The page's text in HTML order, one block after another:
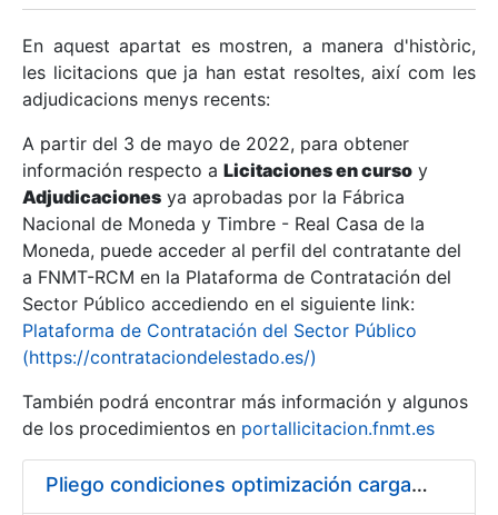
Mostra/Amaga
Mostra/Amaga
Mostra/Amaga
En aquest apartat es mostren, a manera d'històric,
les licitacions que ja han estat resoltes, així com les
adjudicacions menys recents:
A partir del 3 de mayo de 2022, para obtener
información respecto a Licitaciones en curso y
Adjudicaciones ya aprobadas por la Fábrica
Nacional de Moneda y Timbre - Real Casa de la
Moneda, puede acceder al perfil del contratante del
a FNMT-RCM en la Plataforma de Contratación del
Sector Público accediendo en el siguiente link:
Plataforma de Contratación del Sector Público
(https://contrataciondelestado.es/)
También podrá encontrar más información y algunos
de los procedimientos en portallicitacion.fnmt.es
Pliego condiciones optimización cargas compras firmado